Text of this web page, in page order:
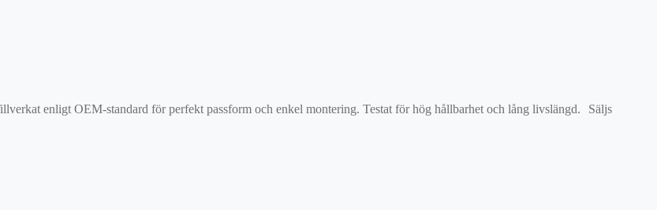
enligt OEM-standard för perfekt passform och enkel montering. Testat för hög hållbarhet och lång livslängd. Säljs